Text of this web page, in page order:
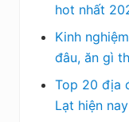
hot nhất
Kinh
đâu, ăn gì
Top 20 địa
Lạt hiện nay